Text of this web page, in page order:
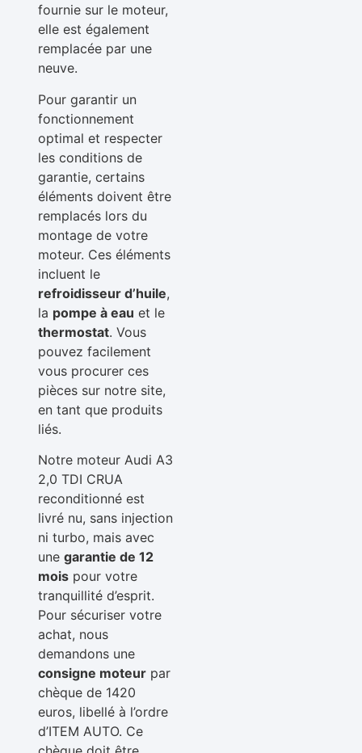
fournie sur le moteur,
elle est également
remplacée par une
neuve.
Pour garantir un
fonctionnement
optimal et respecter
les conditions de
garantie, certains
éléments doivent être
remplacés lors du
montage de votre
moteur. Ces éléments
incluent le
refroidisseur d’huile,
la pompe à eau et le
thermostat. Vous
pouvez facilement
vous procurer ces
pièces sur notre site,
en tant que produits
liés.
Notre moteur Audi A3
2,0 TDI CRUA
reconditionné est
livré nu, sans injection
ni turbo, mais avec
une garantie de 12
moispour votre
tranquillité d’esprit.
Pour sécuriser votre
achat, nous
demandons une
consigne moteurpar
chèque de 1420
euros, libellé à l’ordre
d’ITEM AUTO. Ce